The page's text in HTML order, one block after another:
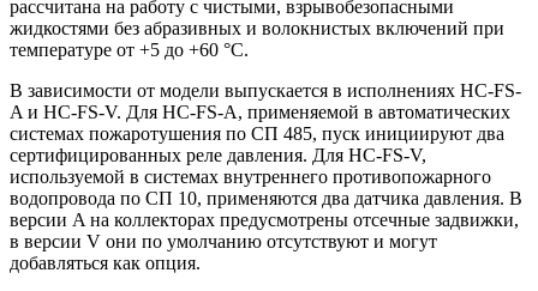
рассчитана на работу с чистыми, взрывобезопасными
жидкостями без абразивных и волокнистых включений при
температуре от +5 до +60 °С.
В зависимости от модели выпускается в исполнениях HC-FS-
A и HC-FS-V. Для HC-FS-A, применяемой в автоматических
системах пожаротушения по СП 485, пуск инициируют два
сертифицированных реле давления. Для HC-FS-V,
используемой в системах внутреннего противопожарного
водопровода по СП 10, применяются два датчика давления. В
версии A на коллекторах предусмотрены отсечные задвижки,
в версии V они по умолчанию отсутствуют и могут
добавляться как опция.